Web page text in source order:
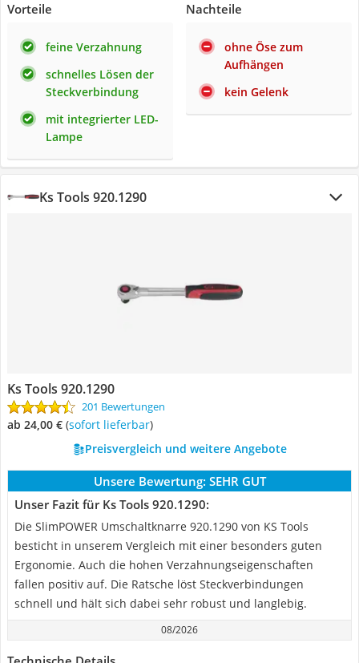
Vorteile
feine Verzahnung
schnelles Lösen der
Steckverbindung
mit integrierter LED-
Lampe
Nachteile
ohne Öse zum
Aufhängen
kein Gelenk
Ks Tools 920.1290
Ks Tools 920.1290
201 Bewertungen
ab 24,00 € ( Sofort lieferbar)
Preisvergleich und weitere Angebote
Unsere Bewertung: SEHR GUT
Unser Fazit für Ks Tools 920.1290:
Die SlimPOWER Umschaltknarre 920.1290 von KS Tools
besticht in unserem Vergleich mit einer besonders guten
Ergonomie. Auch die hohen Verzahnungseigenschaften
fallen positiv auf. Die Ratsche löst Steckverbindungen
schnell und hält sich dabei sehr robust und langlebig.
08/2026